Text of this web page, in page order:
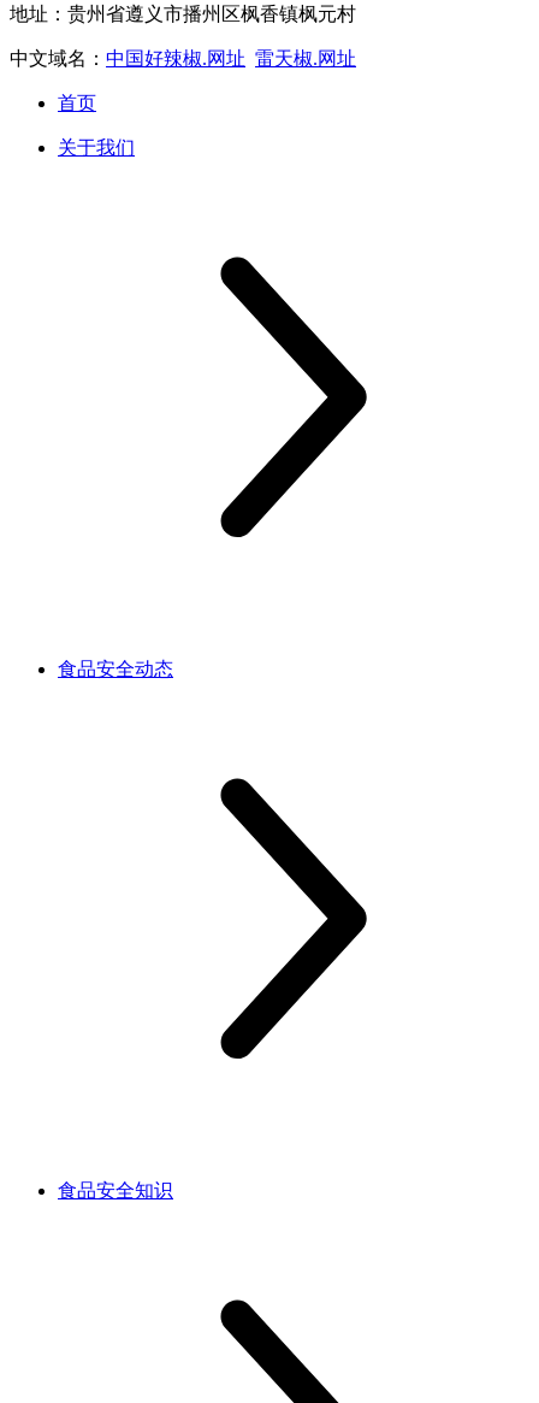
地址：贵州省遵义市播州区枫香镇枫元村
中文域名： 中国好辣椒.网址 雷天椒.网址
首页
关于我们
食品安全动态
食品安全知识